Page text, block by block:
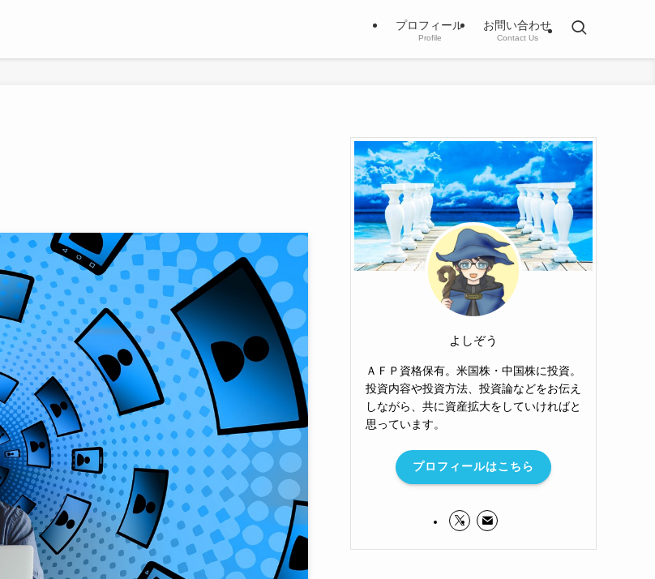
プロフィール
Profile
お問い合わせ
Contact Us
よしぞう
ＡＦＰ資格保有。米国株・中国株に投資。
投資内容や投資方法、投資論などをお伝え
しながら、共に資産拡大をしていければと
思っています。
プロフィールはこちら